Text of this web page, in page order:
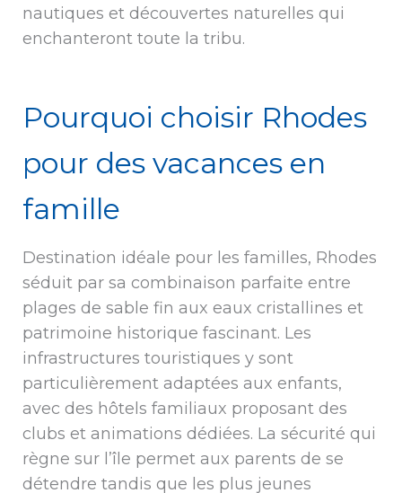
nautiques et découvertes naturelles qui
enchanteront toute la tribu.
Pourquoi choisir Rhodes
pour des vacances en
famille
Destination idéale pour les familles, Rhodes
séduit par sa combinaison parfaite entre
plages de sable fin aux eaux cristallines et
patrimoine historique fascinant. Les
infrastructures touristiques y sont
particulièrement adaptées aux enfants,
avec des hôtels familiaux proposant des
clubs et animations dédiées. La sécurité qui
règne sur l’île permet aux parents de se
détendre tandis que les plus jeunes